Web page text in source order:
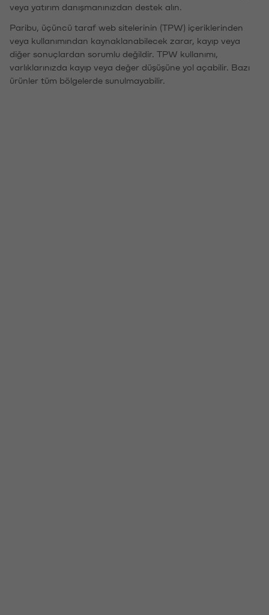
veya yatırım danışmanınızdan destek alın.
Paribu, üçüncü taraf web sitelerinin (TPW) içeriklerinden
veya kullanımından kaynaklanabilecek zarar, kayıp veya
diğer sonuçlardan sorumlu değildir. TPW kullanımı,
varlıklarınızda kayıp veya değer düşüşüne yol açabilir. Bazı
ürünler tüm bölgelerde sunulmayabilir.